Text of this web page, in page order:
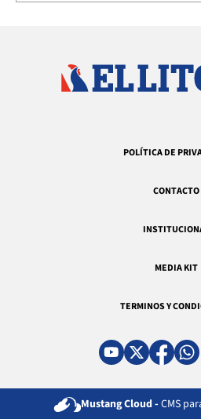
POLÍTICA DE
CONTACTO
MEDIA KIT
TERMINOS Y
Mustang Cloud - CMS